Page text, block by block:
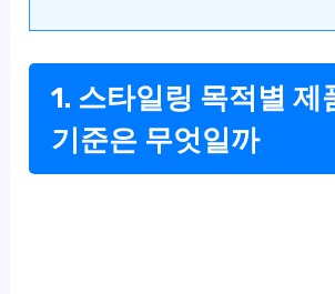
1. 스타일링 목적별 제
기준은 무엇일까